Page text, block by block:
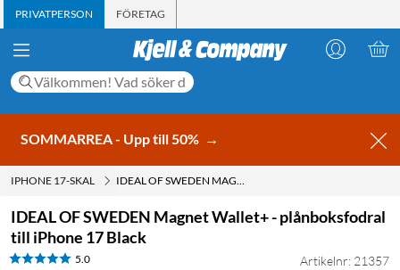
PRIVATPERSON FÖRETAG
SOMMARREA - Upp till 50% →
IPHONE 17-SKAL IDEAL OF SWEDEN MAGNET WALLET+ - PLÅNBOKSFODRAL TILL IPHONE 17 BLACK
IDEAL OF SWEDEN Magnet Wallet+ - plånboksfodral
till iPhone 17 Black
5.0 Artikelnr: 21357